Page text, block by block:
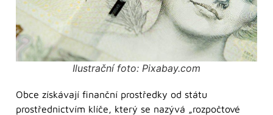
Ilustrační foto: Pixabay.com
Obce získávají finanční prostředky od státu
prostřednictvím klíče, který se nazývá „rozpočtové